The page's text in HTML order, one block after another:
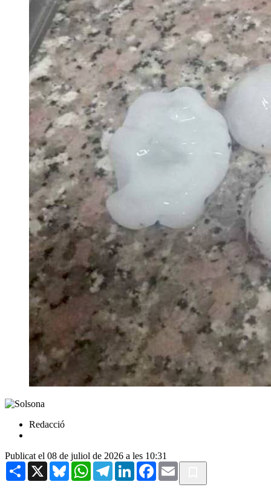
Redacció
Publicat el 08 de juliol de 2026 a les 10:31
Share X BlueskyWhatsAppTelegramLinkedInFacebook
Email